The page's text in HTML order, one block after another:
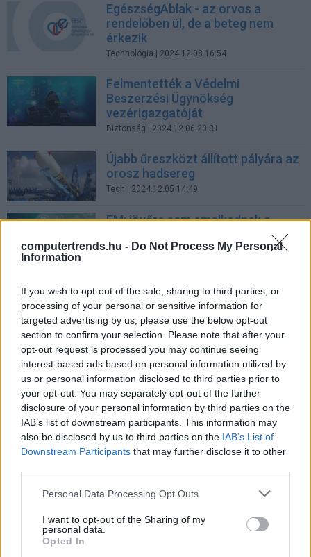
computertrends.hu - Do Not Process My Personal
Information
If you wish to opt-out of the sale, sharing to third parties, or
processing of your personal or sensitive information for
targeted advertising by us, please use the below opt-out
section to confirm your selection. Please note that after your
opt-out request is processed you may continue seeing
interest-based ads based on personal information utilized by
us or personal information disclosed to third parties prior to
your opt-out. You may separately opt-out of the further
disclosure of your personal information by third parties on the
IAB’s list of downstream participants. This information may
also be disclosed by us to third parties on the IAB’s List of
Downstream Participants that may further disclose it to other
Please note that this website/app uses one or more Google
not limited to your visit or usage behaviour. You may click to
grant or deny consent to Google and its third-party tags to
use your data for below specified purposes in below Google
Personal Data Processing Opt Outs
I want to opt-out of the Sharing of my
personal data.
Opted In
EgészségAblak - az orvos a
rendelőben ül, de a beteg nem
érkezik
Technológia | 2024.12.08 16:54
Felmentették a Védelmi
Beszerzési Ügynökség
vezérigazgatóját
Biztonság | 2024.12.06 20:31
Újabb űreszközt állított pályára az
orosz hadsereg
Tech | 2024.12.05 14:49
EM: jövőre sem emelkednek a
kiterjesztett gyártói felelősségi
díjak
A Pentagon frissített adatokat
tett közzé a földönkívüliekről
Biztonság| 2024.11.18 10:17
KIM: új innovációs utalvány
program támogatja a magyar kkv-
k innovációs teljesítményének
növelését
| 2024.11.10 12:10
A zöldenergia hatékonyabb
hasznosítását célozza az
áramelosztók digitális átállását
segítő pályázat